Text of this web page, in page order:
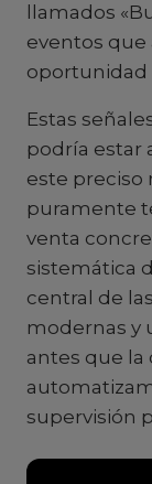
llamados
eventos que
oportunidad
Estas
podría estar
este preciso
puramente
venta
sistemática
central de
modernas y
antes que la
supervisión